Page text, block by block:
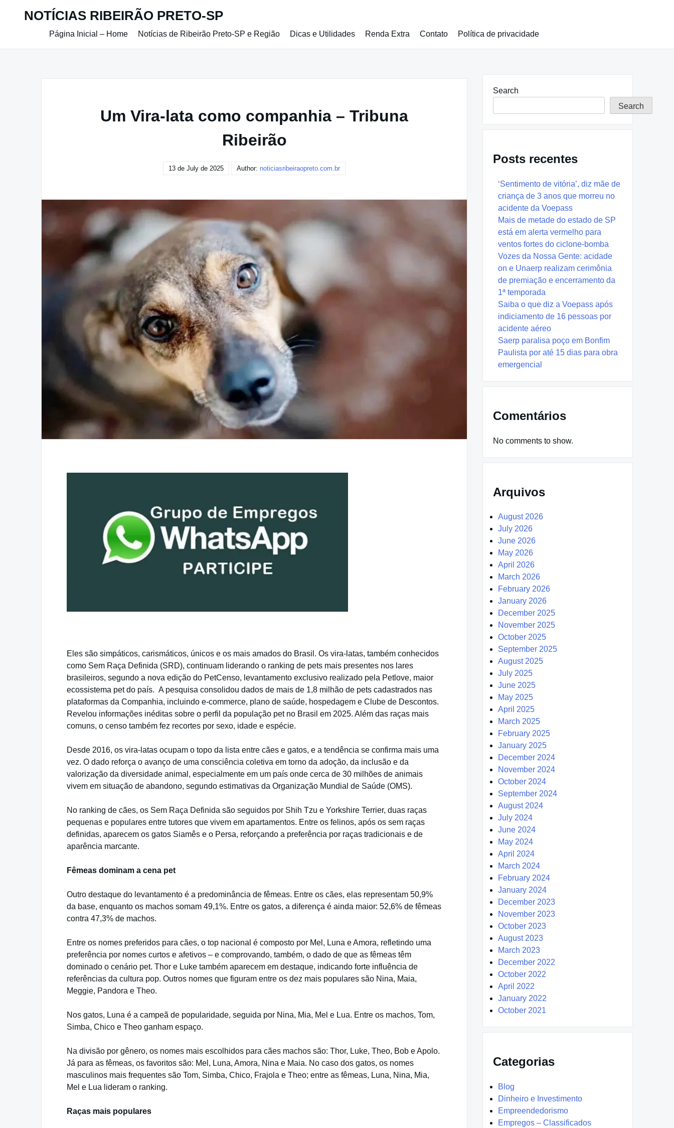
NOTÍCIAS RIBEIRÃO PRETO-SP
Página Inicial – Home Notícias de Ribeirão Preto-SP e Região Dicas e Utilidades Renda Extra Contato Política de privacidade
Um Vira-lata como companhia – Tribuna
Ribeirão
13 de July de 2025 Author: noticiasribeiraopreto.com.br
Eles são simpáticos, carismáticos, únicos e os mais amados do Brasil. Os vira-latas, também conhecidos
como Sem Raça Definida (SRD), continuam liderando o ranking de pets mais presentes nos lares
brasileiros, segundo a nova edição do PetCenso, levantamento exclusivo realizado pela Petlove, maior
ecossistema pet do país. A pesquisa consolidou dados de mais de 1,8 milhão de pets cadastrados nas
plataformas da Companhia, incluindo e-commerce, plano de saúde, hospedagem e Clube de Descontos.
Revelou informações inéditas sobre o perfil da população pet no Brasil em 2025. Além das raças mais
comuns, o censo também fez recortes por sexo, idade e espécie.
Desde 2016, os vira-latas ocupam o topo da lista entre cães e gatos, e a tendência se confirma mais uma
vez. O dado reforça o avanço de uma consciência coletiva em torno da adoção, da inclusão e da
valorização da diversidade animal, especialmente em um país onde cerca de 30 milhões de animais
vivem em situação de abandono, segundo estimativas da Organização Mundial de Saúde (OMS).
No ranking de cães, os Sem Raça Definida são seguidos por Shih Tzu e Yorkshire Terrier, duas raças
pequenas e populares entre tutores que vivem em apartamentos. Entre os felinos, após os sem raças
definidas, aparecem os gatos Siamês e o Persa, reforçando a preferência por raças tradicionais e de
aparência marcante.
Fêmeas dominam a cena pet
Outro destaque do levantamento é a predominância de fêmeas. Entre os cães, elas representam 50,9%
da base, enquanto os machos somam 49,1%. Entre os gatos, a diferença é ainda maior: 52,6% de fêmeas
contra 47,3% de machos.
Entre os nomes preferidos para cães, o top nacional é composto por Mel, Luna e Amora, refletindo uma
preferência por nomes curtos e afetivos – e comprovando, também, o dado de que as fêmeas têm
dominado o cenário pet. Thor e Luke também aparecem em destaque, indicando forte influência de
referências da cultura pop. Outros nomes que figuram entre os dez mais populares são Nina, Maia,
Meggie, Pandora e Theo.
Nos gatos, Luna é a campeã de popularidade, seguida por Nina, Mia, Mel e Lua. Entre os machos, Tom,
Simba, Chico e Theo ganham espaço.
Na divisão por gênero, os nomes mais escolhidos para cães machos são: Thor, Luke, Theo, Bob e Apolo.
Já para as fêmeas, os favoritos são: Mel, Luna, Amora, Nina e Maia. No caso dos gatos, os nomes
masculinos mais frequentes são Tom, Simba, Chico, Frajola e Theo; entre as fêmeas, Luna, Nina, Mia,
Mel e Lua lideram o ranking.
Raças mais populares
Search
Search
Posts recentes
‘Sentimento de vitória’, diz mãe de
criança de 3 anos que morreu no
acidente da Voepass
Mais de metade do estado de SP
está em alerta vermelho para
ventos fortes do ciclone-bomba
Vozes da Nossa Gente: acidade
on e Unaerp realizam cerimônia
de premiação e encerramento da
1ª temporada
Saiba o que diz a Voepass após
indiciamento de 16 pessoas por
acidente aéreo
Saerp paralisa poço em Bonfim
Paulista por até 15 dias para obra
emergencial
Comentários
No comments to show.
Arquivos
August 2026
July 2026
June 2026
May 2026
April 2026
March 2026
February 2026
January 2026
December 2025
November 2025
October 2025
September 2025
August 2025
July 2025
June 2025
May 2025
April 2025
March 2025
February 2025
January 2025
December 2024
November 2024
October 2024
September 2024
August 2024
July 2024
June 2024
May 2024
April 2024
March 2024
February 2024
January 2024
December 2023
November 2023
October 2023
August 2023
March 2023
December 2022
October 2022
April 2022
January 2022
October 2021
Categorias
Blog
Dinheiro e Investimento
Empreendedorismo
Empregos – Classificados